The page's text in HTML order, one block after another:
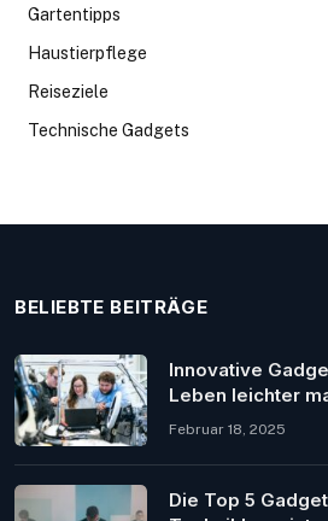
Gartentipps
Haustierpflege
Reiseziele
Technische Gadgets
BELIEBTE BEITRÄGE
Innovative
Leben leichter
Februar 18, 2025
Die Top 5